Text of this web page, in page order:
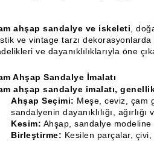
ahşap sandalye ve iskeleti ,
ve vintage tarzı
ve dayanıklılıklarıyla öne
Ahşap Sandalye İmalatı
ahşap sandalye imalatı,
Ahşap Seçimi: Meşe, ceviz, çam
sandalyenin dayanıklılığı,
Kesim: Ahşap, sandalye modeline
Birleştirme: Kesilen parçalar, çivi,